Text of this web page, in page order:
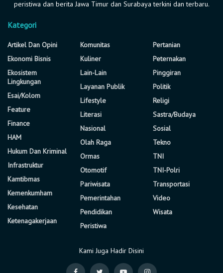
peristiwa dan berita Jawa Timur dan Surabaya terkini dan terbaru.
Kategori
Artikel Dan Opini
Ekonomi Bisnis
Ekosistem
Lingkungan
Esai/Kolom
Feature
Finance
HAM
Hukum Dan Kriminal
Infrastruktur
Kamtibmas
Kemenkumham
Kesehatan
Ketenagakerjaan
Komunitas
Kuliner
Lain-Lain
Layanan Publik
Lifestyle
Literasi
Nasional
Olah Raga
Ormas
Otomotif
Pariwisata
Pemerintahan
Pendidikan
Peristiwa
Pertanian
Peternakan
Pinggiran
Politik
Religi
Sastra/Budaya
Sosial
Tekno
TNI
TNI-Polri
Transportasi
Video
Wisata
Kami Juga Hadir Disini